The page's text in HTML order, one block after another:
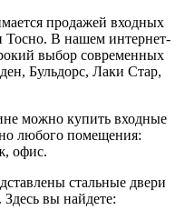
продажей входных
Тосно. В нашем интернет-
выбор современных
Бульдорс, Лаки Стар,
можно купить входные
любого помещения:
офис.
стальные двери
вы найдете: